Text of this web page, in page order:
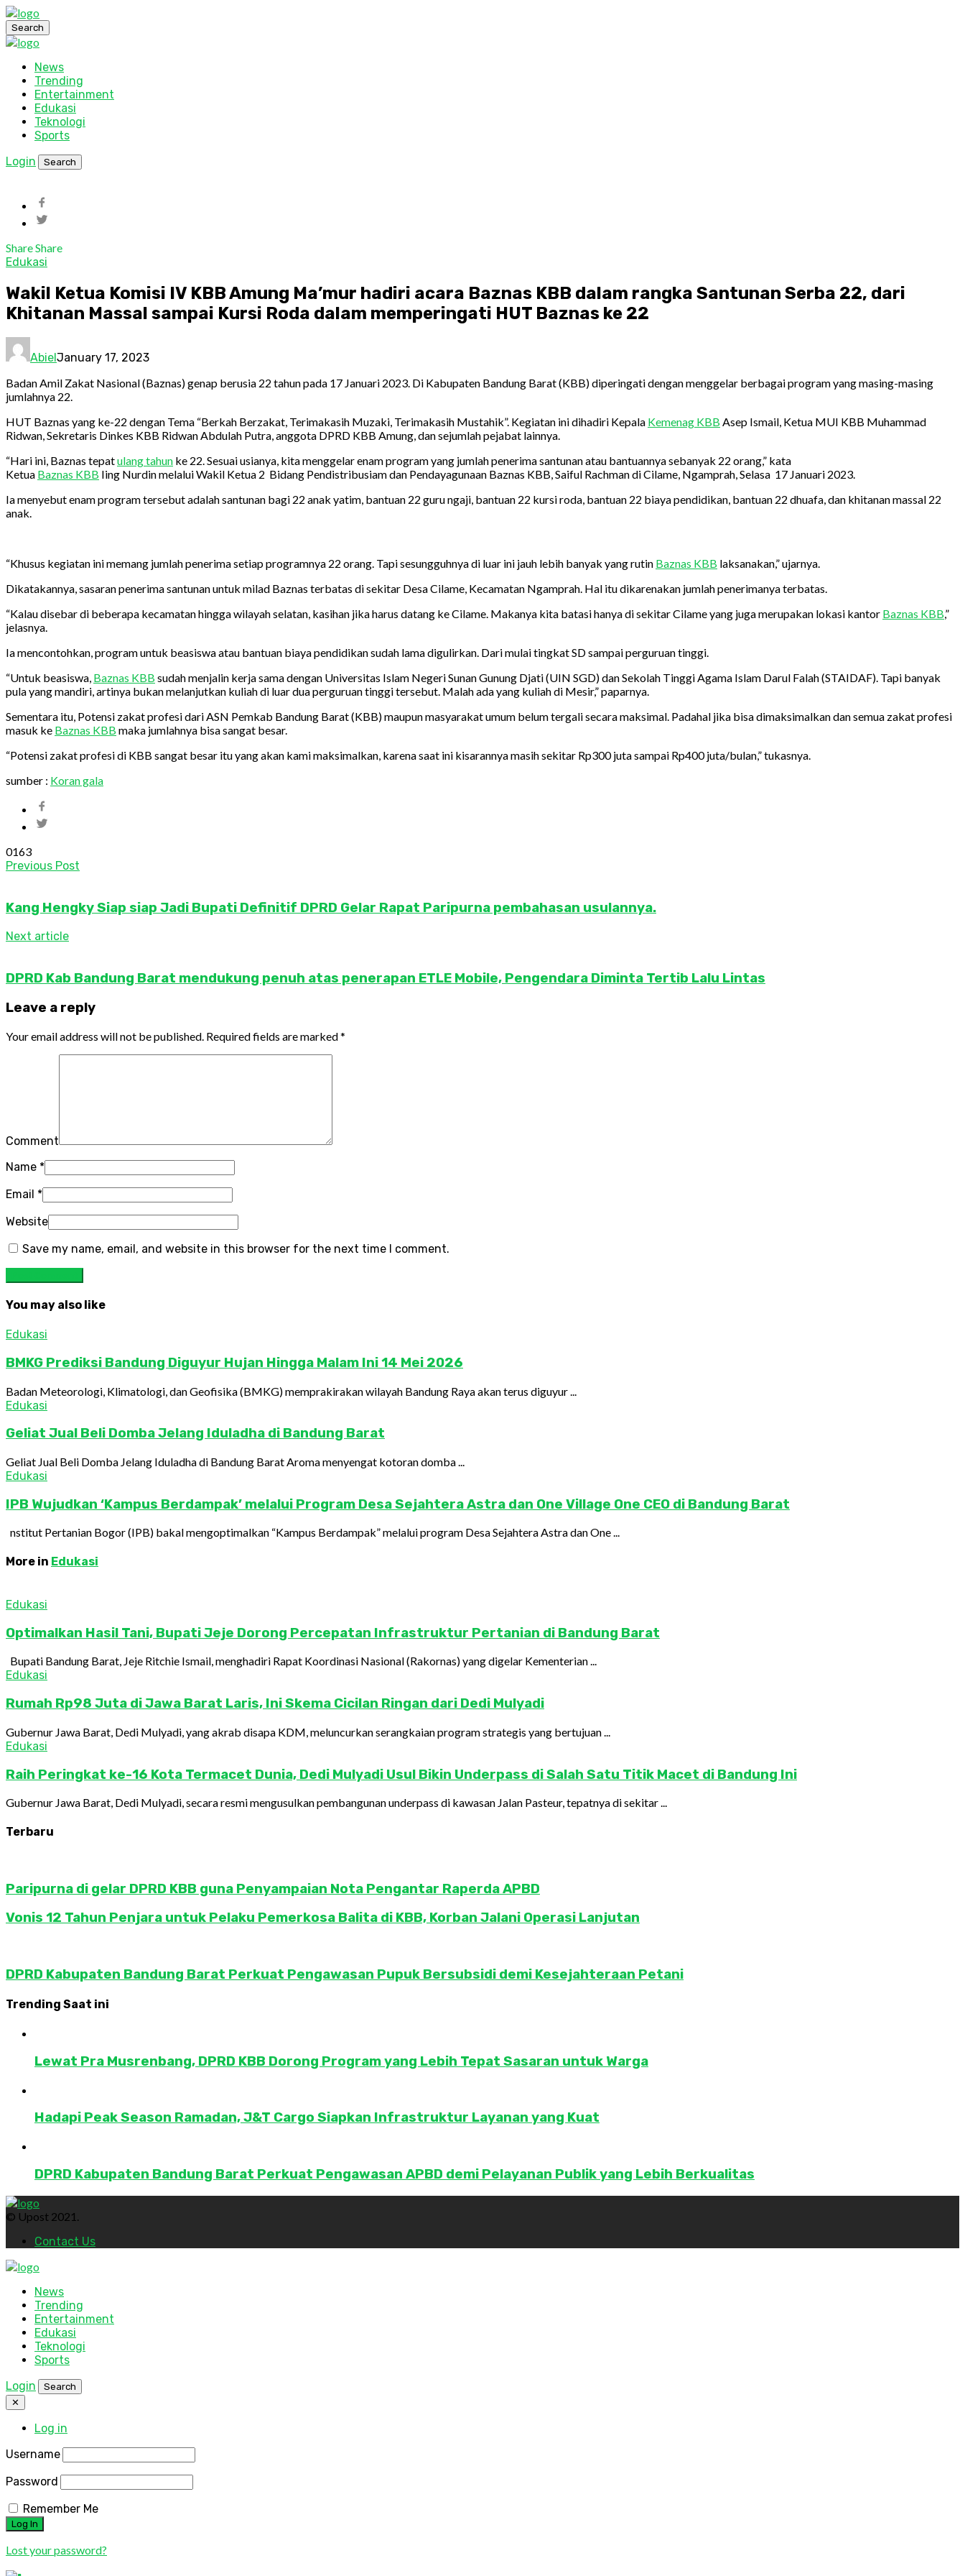
Search
News
Trending
Entertainment
Edukasi
Teknologi
Sports
Login
Search
ShareShare
Edukasi
Wakil Ketua Komisi IV KBB Amung Ma’mur hadiri acara Baznas KBB dalam rangka Santunan Serba 22, dari
Khitanan Massal sampai Kursi Roda dalam memperingati HUT Baznas ke 22
Abiel January 17, 2023
Badan Amil Zakat Nasional (Baznas) genap berusia 22 tahun pada 17 Januari 2023. Di Kabupaten Bandung Barat (KBB) diperingati dengan menggelar berbagai program yang masing-masing
jumlahnya 22.
HUT Baznas yang ke-22 dengan Tema “Berkah Berzakat, Terimakasih Muzaki, Terimakasih Mustahik”. Kegiatan ini dihadiri Kepala Kemenag KBB Asep Ismail, Ketua MUI KBB Muhammad
Ridwan, Sekretaris Dinkes KBB Ridwan Abdulah Putra, anggota DPRD KBB Amung, dan sejumlah pejabat lainnya.
“Hari ini, Baznas tepatulang tahun ke 22. Sesuai usianya, kita menggelar enam program yang jumlah penerima santunan atau bantuannya sebanyak 22 orang,” kata
Ketua Baznas KBB Iing Nurdin melalui Wakil Ketua 2 Bidang Pendistribusiam dan Pendayagunaan Baznas KBB, Saiful Rachman di Cilame, Ngamprah, Selasa 17 Januari 2023.
Ia menyebut enam program tersebut adalah santunan bagi 22 anak yatim, bantuan 22 guru ngaji, bantuan 22 kursi roda, bantuan 22 biaya pendidikan, bantuan 22 dhuafa, dan khitanan massal 22
anak.
“Khusus kegiatan ini memang jumlah penerima setiap programnya 22 orang. Tapi sesungguhnya di luar ini jauh lebih banyak yang rutin Baznas KBB laksanakan,” ujarnya.
Dikatakannya, sasaran penerima santunan untuk milad Baznas terbatas di sekitar Desa Cilame, Kecamatan Ngamprah. Hal itu dikarenakan jumlah penerimanya terbatas.
“Kalau disebar di beberapa kecamatan hingga wilayah selatan, kasihan jika harus datang ke Cilame. Makanya kita batasi hanya di sekitar Cilame yang juga merupakan lokasi kantor Baznas KBB,”
jelasnya.
Ia mencontohkan, program untuk beasiswa atau bantuan biaya pendidikan sudah lama digulirkan. Dari mulai tingkat SD sampai perguruan tinggi.
“Untuk beasiswa, Baznas KBB sudah menjalin kerja sama dengan Universitas Islam Negeri Sunan Gunung Djati (UIN SGD) dan Sekolah Tinggi Agama Islam Darul Falah (STAIDAF). Tapi banyak
pula yang mandiri, artinya bukan melanjutkan kuliah di luar dua perguruan tinggi tersebut. Malah ada yang kuliah di Mesir,” paparnya.
Sementara itu, Potensi zakat profesi dari ASN Pemkab Bandung Barat (KBB) maupun masyarakat umum belum tergali secara maksimal. Padahal jika bisa dimaksimalkan dan semua zakat profesi
masuk ke Baznas KBB maka jumlahnya bisa sangat besar.
“Potensi zakat profesi di KBB sangat besar itu yang akan kami maksimalkan, karena saat ini kisarannya masih sekitar Rp300 juta sampai Rp400 juta/bulan,” tukasnya.
sumber : Koran gala
0163
Previous Post
Kang Hengky Siap siap Jadi Bupati Definitif DPRD Gelar Rapat Paripurna pembahasan usulannya.
Next article
DPRD Kab Bandung Barat mendukung penuh atas penerapan ETLE Mobile, Pengendara Diminta Tertib Lalu Lintas
Leave a reply
Your email address will not be published. Required fields are marked*
Comment
Name *
Email *
Website
Save my name, email, and website in this browser for the next time I comment.
You may also like
Edukasi
BMKG Prediksi Bandung Diguyur Hujan Hingga Malam Ini 14 Mei 2026
Badan Meteorologi, Klimatologi, dan Geofisika (BMKG) memprakirakan wilayah Bandung Raya akan terus diguyur ...
Edukasi
Geliat Jual Beli Domba Jelang Iduladha di Bandung Barat
Geliat Jual Beli Domba Jelang Iduladha di Bandung Barat Aroma menyengat kotoran domba ...
Edukasi
IPB Wujudkan ‘Kampus Berdampak’ melalui Program Desa Sejahtera Astra dan One Village One CEO di Bandung Barat
nstitut Pertanian Bogor (IPB) bakal mengoptimalkan “Kampus Berdampak” melalui program Desa Sejahtera Astra dan One ...
More in Edukasi
Edukasi
Optimalkan Hasil Tani, Bupati Jeje Dorong Percepatan Infrastruktur Pertanian di Bandung Barat
Bupati Bandung Barat, Jeje Ritchie Ismail, menghadiri Rapat Koordinasi Nasional (Rakornas) yang digelar Kementerian ...
Edukasi
Rumah Rp98 Juta di Jawa Barat Laris, Ini Skema Cicilan Ringan dari Dedi Mulyadi
Gubernur Jawa Barat, Dedi Mulyadi, yang akrab disapa KDM, meluncurkan serangkaian program strategis yang bertujuan ...
Edukasi
Raih Peringkat ke-16 Kota Termacet Dunia, Dedi Mulyadi Usul Bikin Underpass di Salah Satu Titik Macet di Bandung Ini
Gubernur Jawa Barat, Dedi Mulyadi, secara resmi mengusulkan pembangunan underpass di kawasan Jalan Pasteur, tepatnya di sekitar ...
Terbaru
Paripurna di gelar DPRD KBB guna Penyampaian Nota Pengantar Raperda APBD
Vonis 12 Tahun Penjara untuk Pelaku Pemerkosa Balita di KBB, Korban Jalani Operasi Lanjutan
DPRD Kabupaten Bandung Barat Perkuat Pengawasan Pupuk Bersubsidi demi Kesejahteraan Petani
Trending Saat ini
Lewat Pra Musrenbang, DPRD KBB Dorong Program yang Lebih Tepat Sasaran untuk Warga
Hadapi Peak Season Ramadan, J&T Cargo Siapkan Infrastruktur Layanan yang Kuat
DPRD Kabupaten Bandung Barat Perkuat Pengawasan APBD demi Pelayanan Publik yang Lebih Berkualitas
© Upost 2021.
Contact Us
News
Trending
Entertainment
Edukasi
Teknologi
Sports
Login
Search
✕
Log in
Username
Password
Remember Me
Lost your password?